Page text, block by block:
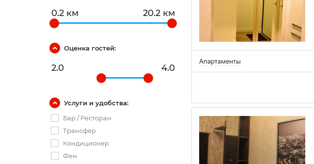
Апартаменты
0.2 км 20.2 км
Оценка гостей:
2.0 4.0
Услуги и удобства:
Бар / Ресторан
Трансфер
Кондиционер
Фен